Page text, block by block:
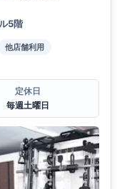
5階
他店舗利用
定休日
毎週土曜日